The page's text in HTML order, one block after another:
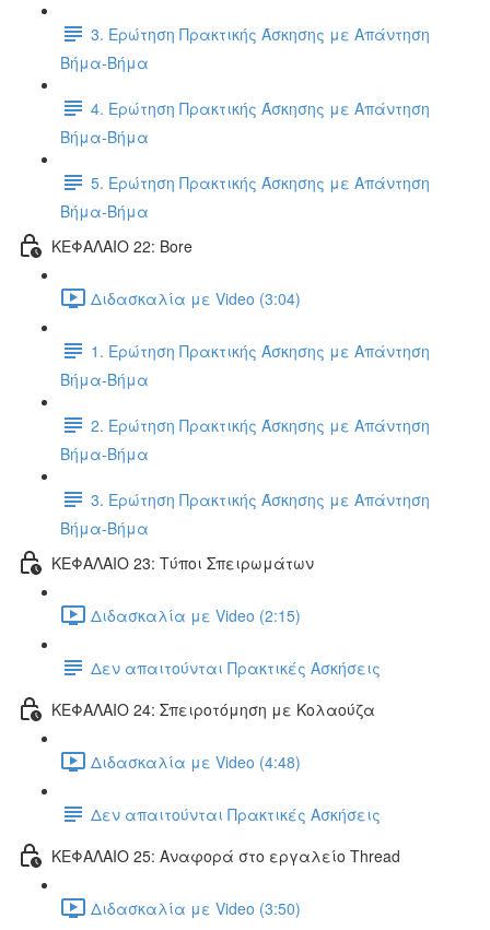
3. Ερώτηση Πρακτικής Άσκησης με Απάντηση
Βήμα-Βήμα
4. Ερώτηση Πρακτικής Άσκησης με Απάντηση
Βήμα-Βήμα
5. Ερώτηση Πρακτικής Άσκησης με Απάντηση
Βήμα-Βήμα
ΚΕΦΑΛΑΙΟ 22: Bore
Διδασκαλία με Video (3:04)
1. Ερώτηση Πρακτικής Άσκησης με Απάντηση
Βήμα-Βήμα
2. Ερώτηση Πρακτικής Άσκησης με Απάντηση
Βήμα-Βήμα
3. Ερώτηση Πρακτικής Άσκησης με Απάντηση
Βήμα-Βήμα
ΚΕΦΑΛΑΙΟ 23: Τύποι Σπειρωμάτων
Διδασκαλία με Video (2:15)
Δεν απαιτούνται Πρακτικές Ασκήσεις
ΚΕΦΑΛΑΙΟ 24: Σπειροτόμηση με Κολαούζα
Διδασκαλία με Video (4:48)
Δεν απαιτούνται Πρακτικές Ασκήσεις
ΚΕΦΑΛΑΙΟ 25: Αναφορά στο εργαλείο Thread
Διδασκαλία με Video (3:50)